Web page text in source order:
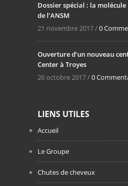
Dossier spécial : la
de l’ANSM
21 novembre 2017 /0
Ouverture d’un nouveau
Center à Troyes
26 octobre 2017 /0
LIENS UTILES
Accueil
Le Groupe
Chutes de cheveux